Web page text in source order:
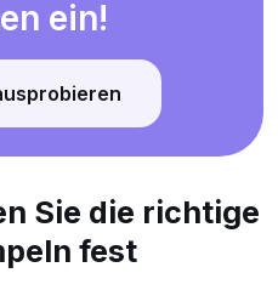
ein!
Sie die richtige
fest